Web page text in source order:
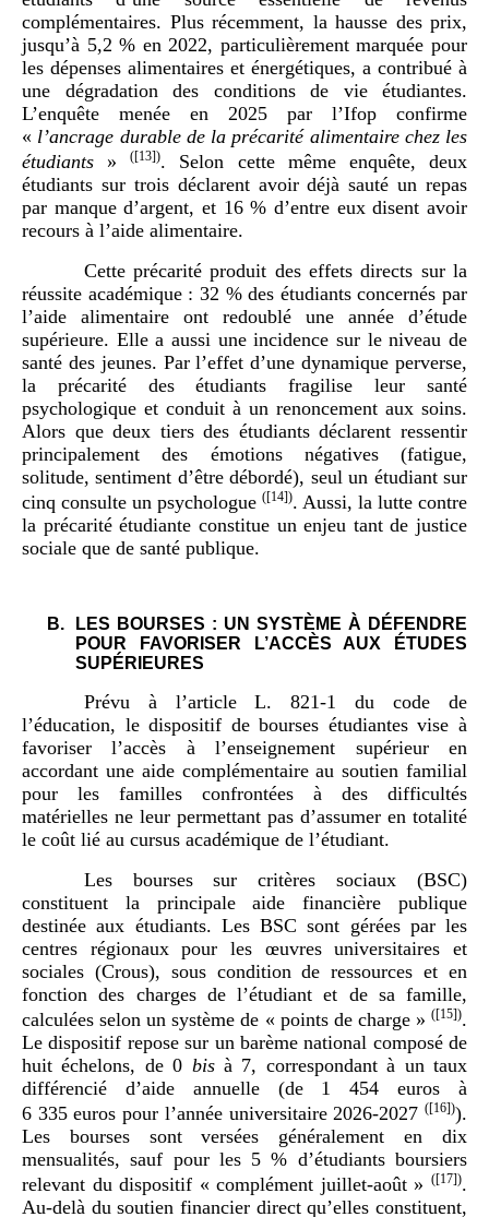
complémentaires. Plus récemment, la hausse des prix,
jusqu’à 5,2 % en 2022, particulièrement marquée pour
les dépenses alimentaires et énergétiques, a contribué à
une dégradation des conditions de vie étudiantes.
L’enquête menée en 2025 par l’Ifop confirme
« l’ancrage durable de la précarité alimentaire chez les
étudiants
»([13]). Selon cette même enquête, deux
étudiants sur trois déclarent avoir déjà sauté un repas
par manque d’argent, et 16 % d’entre eux disent avoir
recours à l’aide alimentaire.
Cette précarité produit des effets directs sur la
réussite académique : 32 % des étudiants concernés par
l’aide alimentaire ont redoublé une année d’étude
supérieure. Elle a aussi une incidence sur le niveau de
santé des jeunes. Par l’effet d’une dynamique perverse,
la précarité des étudiants fragilise leur santé
psychologique et conduit à un renoncement aux soins.
Alors que deux tiers des étudiants déclarent ressentir
principalement des émotions négatives (fatigue,
solitude, sentiment d’être débordé), seul un étudiant sur
cinq consulte un psychologue ([14]). Aussi, la lutte contre
la précarité étudiante constitue un enjeu tant de justice
sociale que de santé publique.
LES BOURSES : UN SYSTÈME À DÉFENDRE
POUR FAVORISER L’ACCÈS AUX ÉTUDES
SUPÉRIEURES
Prévu à l’article L. 821-1 du code de
l’éducation, le dispositif de bourses étudiantes vise à
favoriser l’accès à l’enseignement supérieur en
accordant une aide complémentaire au soutien familial
pour les familles confrontées à des difficultés
matérielles ne leur permettant pas d’assumer en totalité
le coût lié au cursus académique de l’étudiant.
Les bourses sur critères sociaux (BSC)
constituent la principale aide financière publique
destinée aux étudiants. Les BSC sont gérées par les
centres régionaux pour les œuvres universitaires et
sociales (Crous), sous condition de ressources et en
fonction des charges de l’étudiant et de sa famille,
calculées selon un système de « points de charge » ([15]).
Le dispositif repose sur un barème national composé de
huit échelons, de 0 bisà 7, correspondant à un taux
différencié d’aide annuelle (de 1 454 euros à
6 335 euros pour l’année universitaire 2026-2027 ([16])).
Les bourses sont versées généralement en dix
mensualités, sauf pour les 5 % d’étudiants boursiers
relevant du dispositif « complément juillet-août » ([17]).
Au-delà du soutien financier direct qu’elles constituent,